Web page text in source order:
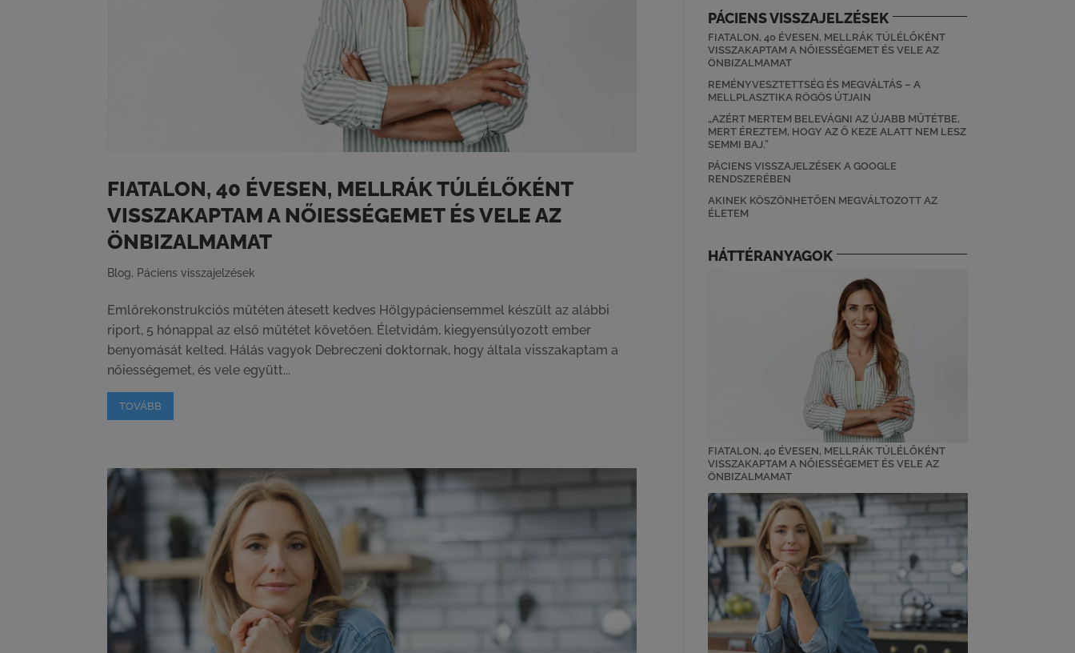
FIATALON, 40 ÉVESEN, MELLRÁK TÚLÉLŐKÉNT
VISSZAKAPTAM A NŐIESSÉGEMET ÉS VELE AZ
ÖNBIZALMAMAT
Blog, Páciens visszajelzések
Emlőrekonstrukciós műtéten átesett kedves Hölgypáciensemmel készült az alábbi
riport, 5 hónappal az első műtétet követően. Életvidám, kiegyensúlyozott ember
benyomását kelted. Hálás vagyok Debreczeni doktornak, hogy általa visszakaptam a
nőiességemet, és vele együtt...
TOVÁBB
PÁCIENS VISSZAJELZÉSEK
FIATALON, 40 ÉVESEN, MELLRÁK TÚLÉLŐKÉNT
VISSZAKAPTAM A NŐIESSÉGEMET ÉS VELE AZ
ÖNBIZALMAMAT
REMÉNYVESZTETTSÉG ÉS MEGVÁLTÁS – A
MELLPLASZTIKA RÖGÖS ÚTJAIN
„AZÉRT MERTEM BELEVÁGNI AZ ÚJABB MŰTÉTBE,
MERT ÉREZTEM, HOGY AZ Ő KEZE ALATT NEM LESZ
SEMMI BAJ.”
PÁCIENS VISSZAJELZÉSEK A GOOGLE
RENDSZERÉBEN
AKINEK KÖSZÖNHETŐEN MEGVÁLTOZOTT AZ
ÉLETEM
HÁTTÉRANYAGOK
FIATALON, 40 ÉVESEN, MELLRÁK TÚLÉLŐKÉNT
VISSZAKAPTAM A NŐIESSÉGEMET ÉS VELE AZ
ÖNBIZALMAMAT